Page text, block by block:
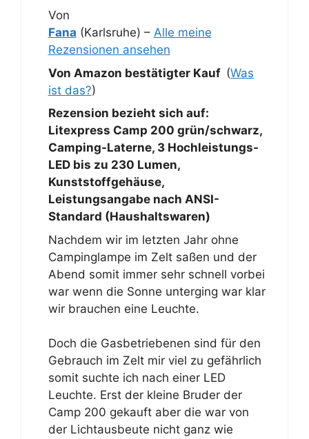
Von
Fana (Karlsruhe) – Alle meine
Rezensionen ansehen
Von Amazon bestätigter Kauf (Was
ist das?)
Rezension bezieht sich auf:
Litexpress Camp 200 grün/schwarz,
Camping-Laterne, 3 Hochleistungs-
LED bis zu 230 Lumen,
Kunststoffgehäuse,
Leistungsangabe nach ANSI-
Standard (Haushaltswaren)
Nachdem wir im letzten Jahr ohne
Campinglampe im Zelt saßen und der
Abend somit immer sehr schnell vorbei
war wenn die Sonne unterging war klar
wir brauchen eine Leuchte.
Doch die Gasbetriebenen sind für den
Gebrauch im Zelt mir viel zu gefährlich
somit suchte ich nach einer LED
Leuchte. Erst der kleine Bruder der
Camp 200 gekauft aber die war von
der Lichtausbeute nicht ganz wie